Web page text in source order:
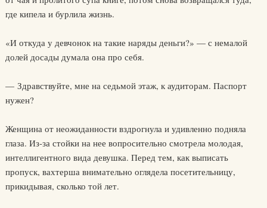
где кипела и бурлила жизнь.
«И откуда у девчонок на такие наряды деньги?» — с немалой
долей досады думала она про себя.
— Здравствуйте, мне на седьмой этаж, к аудиторам. Паспорт
нужен?
Женщина от неожиданности вздрогнула и удивленно подняла
глаза. Из-за стойки на нее вопросительно смотрела молодая,
интеллигентного вида девушка. Перед тем, как выписать
пропуск, вахтерша внимательно оглядела посетительницу,
прикидывая, сколько той лет.